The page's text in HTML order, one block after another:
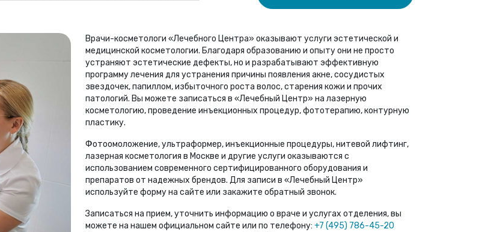
Врачи-косметологи «Лечебного Центра» оказывают услуги эстетической и
медицинской косметологии. Благодаря образованию и опыту они не просто
устраняют эстетические дефекты, но и разрабатывают эффективную
программу лечения для устранения причины появления акне, сосудистых
звездочек, папиллом, избыточного роста волос, старения кожи и прочих
патологий. Вы можете записаться в «Лечебный Центр» на лазерную
косметологию, проведение инъекционных процедур, фототерапию, контурную
пластику.
Фотоомоложение, ультраформер, инъекционные процедуры, нитевой лифтинг,
лазерная косметология в Москве и другие услуги оказываются с
использованием современного сертифицированного оборудования и
препаратов от надежных брендов. Для записи в «Лечебный Центр»
используйте форму на сайте или закажите обратный звонок.
Записаться на прием, уточнить информацию о враче и услугах отделения, вы
можете на нашем официальном сайте или по телефону: +7 (495) 786-45-20